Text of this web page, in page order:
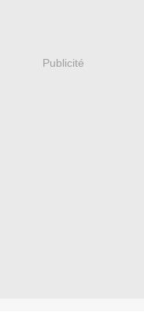
Publicité